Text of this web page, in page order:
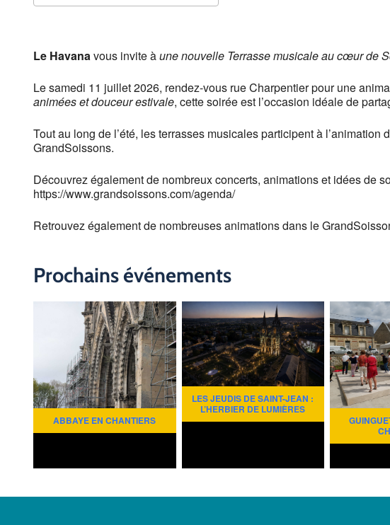
Le Havanavous invite àune nouvelle Terrasse musicale au cœur de
Le samedi 11 juillet 2026, rendez-vous rue Charpentier pour une
animées et douceur estivale, cette soirée est l’occasion idéale de
Tout au long de l’été, les terrasses musicales participent à
GrandSoissons.
Découvrez également de nombreux concerts, animations et idées de
https://www.grandsoissons.com/agenda/
Retrouvez également de nombreuses animations dans le
Prochains événements
ABBAYE EN CHANTIERS
LES JEUDIS DE SAINT-JEAN :
L’HERBIER DE LUMIÈRES